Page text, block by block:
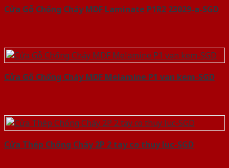
Cửa Gỗ Chống Cháy MDF Laminate P1R2 23029-a-SGD
Cửa Gỗ Chống Cháy MDF Melamine P1 van kem-SGD
Cửa Thép Chống Cháy 2P 2 tay co thuy luc-SGD